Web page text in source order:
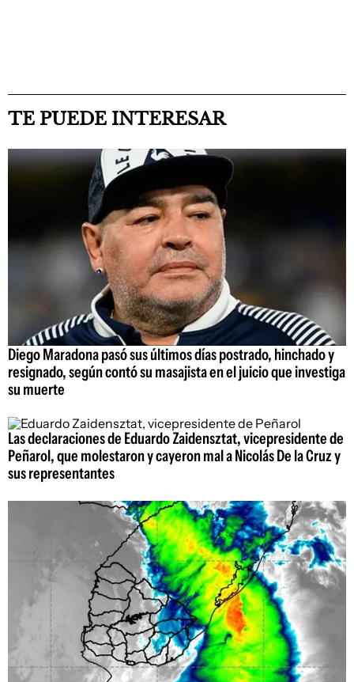
TE PUEDE INTERESAR
Diego Maradona pasó sus últimos días postrado, hinchado y
resignado, según contó su masajista en el juicio que investiga
su muerte
Las declaraciones de Eduardo Zaidensztat, vicepresidente de
Peñarol, que molestaron y cayeron mal a Nicolás De la Cruz y
sus representantes